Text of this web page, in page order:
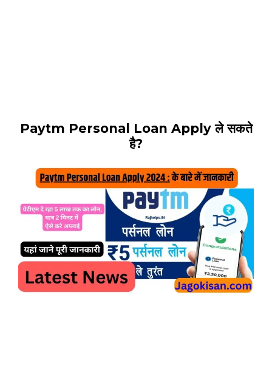
Paytm Personal Loan Apply ले सकते
है?